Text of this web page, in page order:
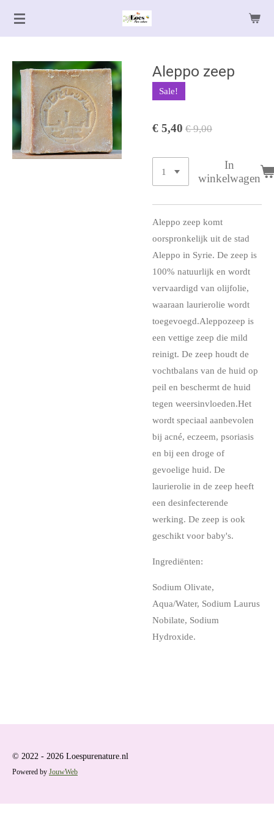
Ga
de
hoofdinhoud
Aleppo zeep
Sale!
€ 5,40 € 9,00
In
winkelwagen
Aleppo zeep komt
oorspronkelijk uit de stad
Aleppo in Syrie. De zeep is
100% natuurlijk en wordt
vervaardigd van olijfolie,
waaraan laurierolie wordt
toegevoegd.Aleppozeep is
een vettige zeep die mild
reinigt. De zeep houdt de
vochtbalans van de huid op
peil en beschermt de huid
tegen weersinvloeden.Het
wordt speciaal aanbevolen
bij acné, eczeem, psoriasis
en bij een droge of
gevoelige huid. De
laurierolie in de zeep heeft
een desinfecterende
werking. De zeep is ook
geschikt voor baby's.
Ingrediënten:
Sodium Olivate,
Aqua/Water, Sodium Laurus
Nobilate, Sodium
Hydroxide.
© 2022 - 2026 Loespurenature.nl
Powered by JouwWeb